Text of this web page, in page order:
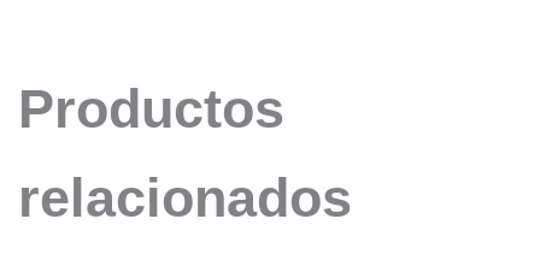
Productos
relacionados